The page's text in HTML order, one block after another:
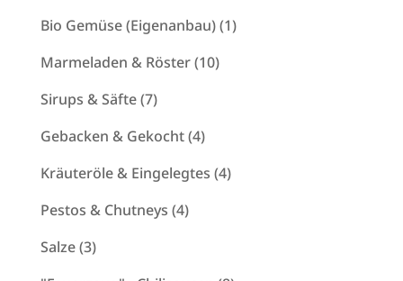
Produkte
Bio Gemüse (Eigenanbau) 11
Marmeladen & Röster 1010
Sirups & Säfte 77
Produkte
Gebacken & Gekocht 44
Produkte
Kräuteröle & Eingelegtes 44
Pestos & Chutneys 44
Salze 33
Produkte